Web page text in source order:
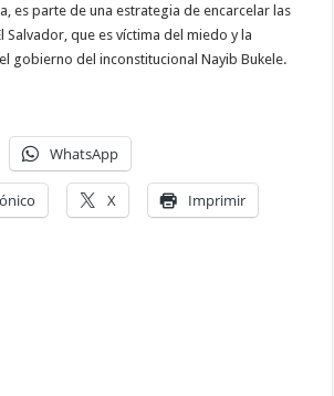
es parte de una estrategia de encarcelar las
Salvador, que es víctima del miedo y la
gobierno del inconstitucional Nayib Bukele.
WhatsApp
X Imprimir